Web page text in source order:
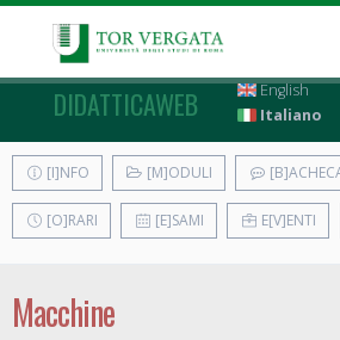
DIDATTICAWEB
English
Italiano
[I]NFO [M]ODULI
[O]RARI [E]SAMI E[V]ENTI
Macchine